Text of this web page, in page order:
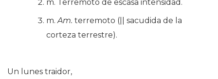
m. Terremoto de escasa intensidad.
m.Am. terremoto (|| sacudida de la
corteza terrestre).
Un lunes traidor,